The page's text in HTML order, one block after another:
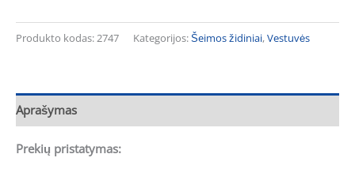
Produkto kodas:2747 Kategorijos:Šeimos židiniai,Vestuvės
Aprašymas
Prekių pristatymas: